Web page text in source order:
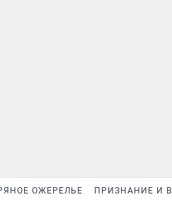
ОЖЕРЕЛЬЕ ПРИЗНАНИЕ И